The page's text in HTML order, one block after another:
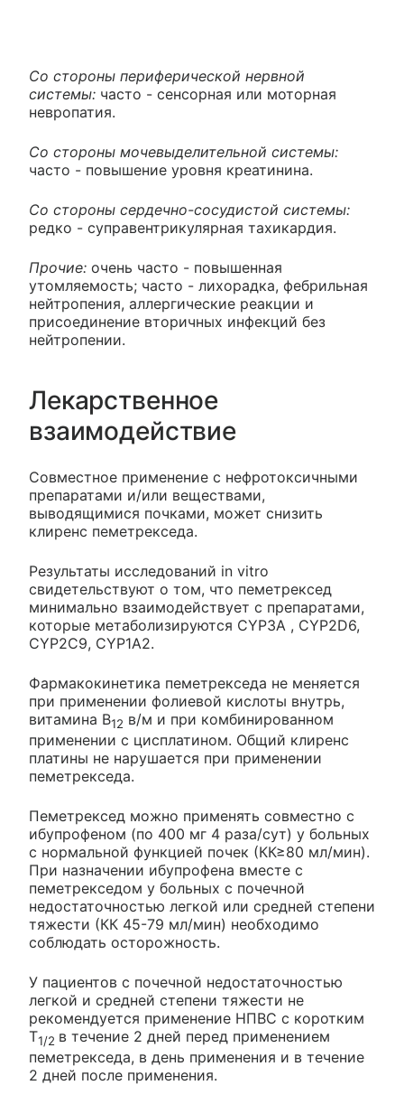
Со стороны периферической нервной
системы: часто - сенсорная или моторная
невропатия.
Со стороны мочевыделительной системы:
часто - повышение уровня креатинина.
Со стороны сердечно-сосудистой системы:
редко - суправентрикулярная тахикардия.
Прочие: очень часто - повышенная
утомляемость; часто - лихорадка, фебрильная
нейтропения, аллергические реакции и
присоединение вторичных инфекций без
нейтропении.
Лекарственное
взаимодействие
Совместное применение с нефротоксичными
препаратами и/или веществами,
выводящимися почками, может снизить
клиренс пеметрекседа.
Результаты исследований in vitro
свидетельствуют о том, что пеметрексед
минимально взаимодействует с препаратами,
которые метаболизируются CYP3A , CYP2D6,
CYP2C9, CYP1A2.
Фармакокинетика пеметрекседа не меняется
при применении фолиевой кислоты внутрь,
витамина В12 в/м и при комбинированном
применении c цисплатином. Общий клиренс
платины не нарушается при применении
пеметрекседа.
Пеметрексед можно применять совместно с
ибупрофеном (по 400 мг 4 раза/сут) у больных
с нормальной функцией почек (КК≥80 мл/мин).
При назначении ибупрофена вместе с
пеметрекседом у больных с почечной
недостаточностью легкой или средней степени
тяжести (КК 45-79 мл/мин) необходимо
соблюдать осторожность.
У пациентов с почечной недостаточностью
легкой и средней степени тяжести не
рекомендуется применение НПВС с коротким
T1/2 в течение 2 дней перед применением
пеметрекседа, в день применения и в течение
2 дней после применения.